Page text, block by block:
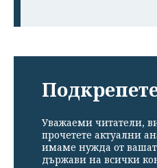
Уважаеми читатели,
прочетете актуални
имаме нужда от
държави на всички